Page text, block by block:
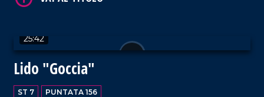
25:42
Lido "Goccia"
ST 7 PUNTATA 156